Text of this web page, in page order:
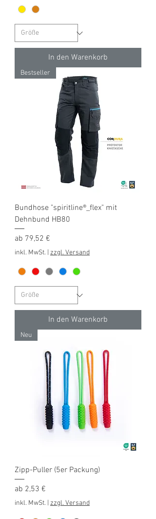
In den Warenkorb
Bestseller
Bundhose "spiritline®_flex" mit
Dehnbund HB80
ab 79,52 €
Sale-Preis
inkl. MwSt. zzgl. Versand
In den Warenkorb
Neu
Zipp-Puller (5er Packung)
ab 2,53 €
Sale-Preis
inkl. MwSt. zzgl. Versand